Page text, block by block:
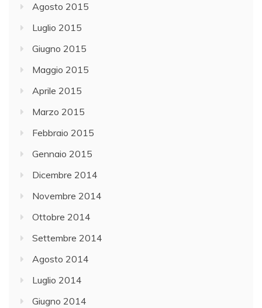
Agosto 2015
Luglio 2015
Giugno 2015
Maggio 2015
Aprile 2015
Marzo 2015
Febbraio 2015
Gennaio 2015
Dicembre 2014
Novembre 2014
Ottobre 2014
Settembre 2014
Agosto 2014
Luglio 2014
Giugno 2014